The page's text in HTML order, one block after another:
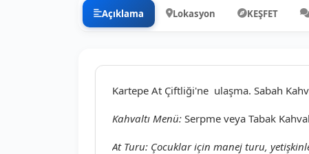
Açıklama Lokasyon KEŞFET
Kartepe At Çiftliği'ne ulaşma. Sabah
Kahvaltı Menü: Serpme veya Tabak
At Turu: Çocuklar için manej turu,